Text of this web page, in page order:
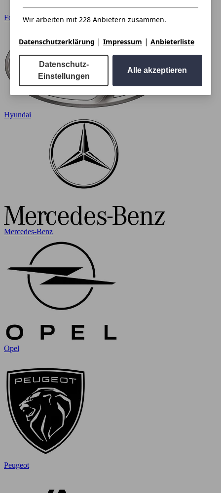
Ford
Hyundai
Mercedes-Benz
Opel
Peugeot
Wir arbeiten mit 228 Anbietern zusammen.
Datenschutzerklärung | Impressum | Anbieterliste
Datenschutz-
Einstellungen
Alle akzeptieren